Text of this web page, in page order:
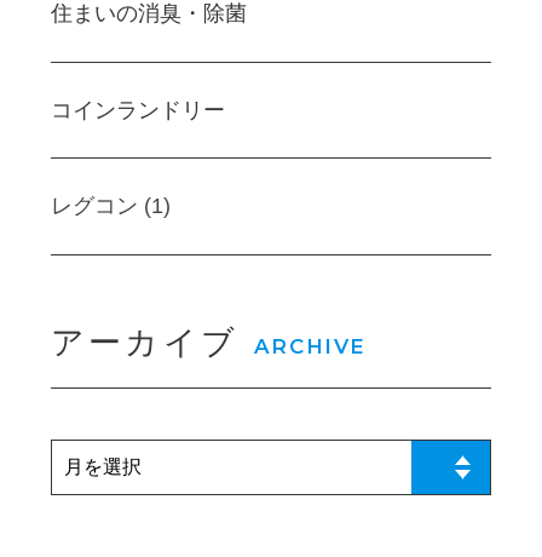
住まいの消臭・除菌
コインランドリー
レグコン (1)
アーカイブ ARCHIVE